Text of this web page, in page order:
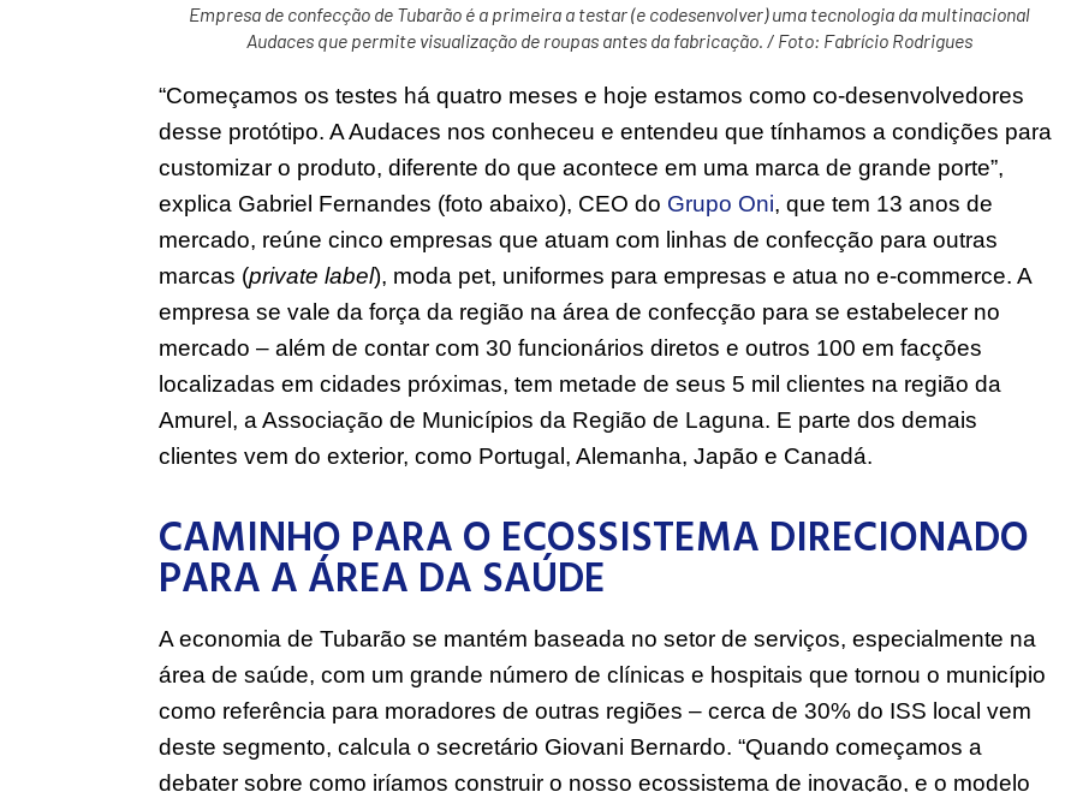
Empresa de confecção de Tubarão é a primeira a testar (e codesenvolver) uma tecnologia da multinacional
Audaces que permite visualização de roupas antes da fabricação. / Foto: Fabrício Rodrigues
“Começamos os testes há quatro meses e hoje estamos como co-desenvolvedores
desse protótipo. A Audaces nos conheceu e entendeu que tínhamos a condições para
explica Gabriel Fernandes (foto abaixo), CEO do Grupo Oni, que tem 13 anos de
mercado, reúne cinco empresas que atuam com linhas de confecção para outras
empresa se vale da força da região na área de confecção para se estabelecer no
mercado – além de contar com 30 funcionários diretos e outros 100 em facções
localizadas em cidades próximas, tem metade de seus 5 mil clientes na região da
Amurel, a Associação de Municípios da Região de Laguna. E parte dos demais